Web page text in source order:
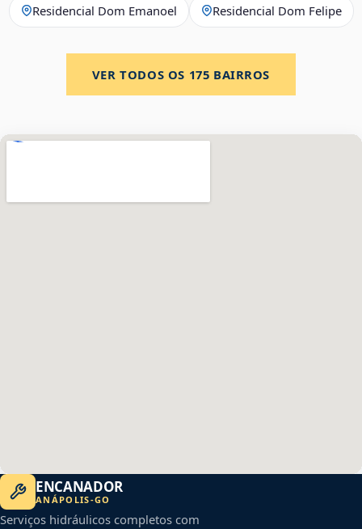
Residencial Dom Emanoel Residencial Dom Felipe
VER TODOS OS 175 BAIRROS
ENCANADOR
ANÁPOLIS-GO
Serviços hidráulicos completos com